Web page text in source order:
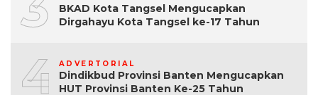
BKAD Kota Tangsel Mengucapkan
Dirgahayu Kota Tangsel ke-17 Tahun
4 ADVERTORIAL
Dindikbud Provinsi Banten Mengucapkan
HUT Provinsi Banten Ke-25 Tahun